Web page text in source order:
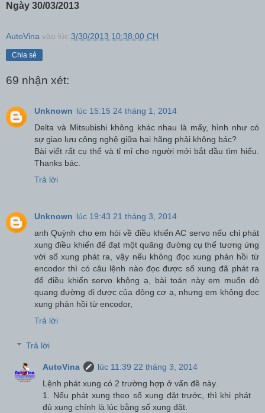
Ngày 30/03/2013
AutoVina vào lúc 3/30/2013 10:38:00 CH
Chia sẻ
69 nhận xét:
Unknown lúc 15:15 24 tháng 1, 2014
Delta và Mitsubishi không khác nhau là mấy, hình như có
sự giao lưu công nghệ giữa hai hãng phải không bác?
Bài viết rất cụ thể và tỉ mỉ cho người mới bắt đầu tìm hiểu.
Thanks bác.
Trả lời
Unknown lúc 19:43 21 tháng 3, 2014
anh Quỳnh cho em hỏi về điều khiển AC servo nếu chỉ phát
xung điều khiển để đạt một quãng đường cụ thể tương ứng
với số xung phát ra, vậy nếu không đọc xung phản hồi từ
encodor thì có câu lệnh nào đọc được số xung đã phát ra
để điều khiển servo không ạ, bài toán này em muốn dò
quang đường đi được của động cơ ạ, nhưng em không đọc
xung phản hồi từ encodor,
Trả lời
Trả lời
AutoVina
lúc 11:39 22 tháng 3, 2014
Lệnh phát xung có 2 trường hợp ở vấn đề này.
1. Nếu phát xung theo số xung đặt trước, thì khi phát
đủ xung chính là lúc bằng số xung đặt.